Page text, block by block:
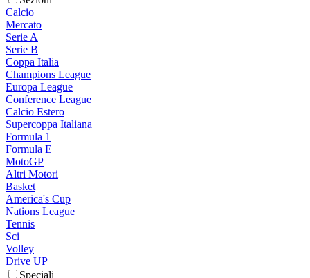
Calcio
Mercato
Serie A
Serie B
Coppa Italia
Champions League
Europa League
Conference League
Calcio Estero
Supercoppa Italiana
Formula 1
Formula E
MotoGP
Altri Motori
Basket
America's Cup
Nations League
Tennis
Sci
Volley
Drive UP
Speciali